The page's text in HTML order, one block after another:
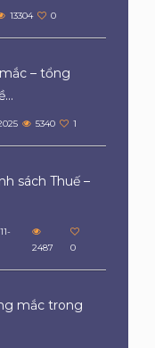
13304 0
– tổng
5340 1
sách Thuế –
2487 0
mắc trong